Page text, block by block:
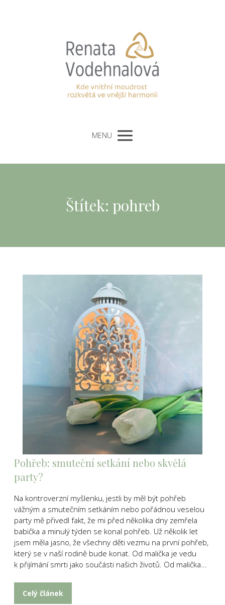
MENU
Štítek: pohreb
Pohřeb: smuteční setkání nebo skvělá
party?
Na kontroverzní myšlenku, jestli by měl být pohřeb
vážným a smutečním setkáním nebo pořádnou veselou
party mě přivedl fakt, že mi před několika dny zemřela
babička a minulý týden se konal pohřeb. Už několik let
jsem měla jasno, že všechny děti vezmu na první pohřeb,
který se v naší rodině bude konat. Od malička je vedu
k přijímání smrti jako součásti našich životů. Od malička...
Celý článek